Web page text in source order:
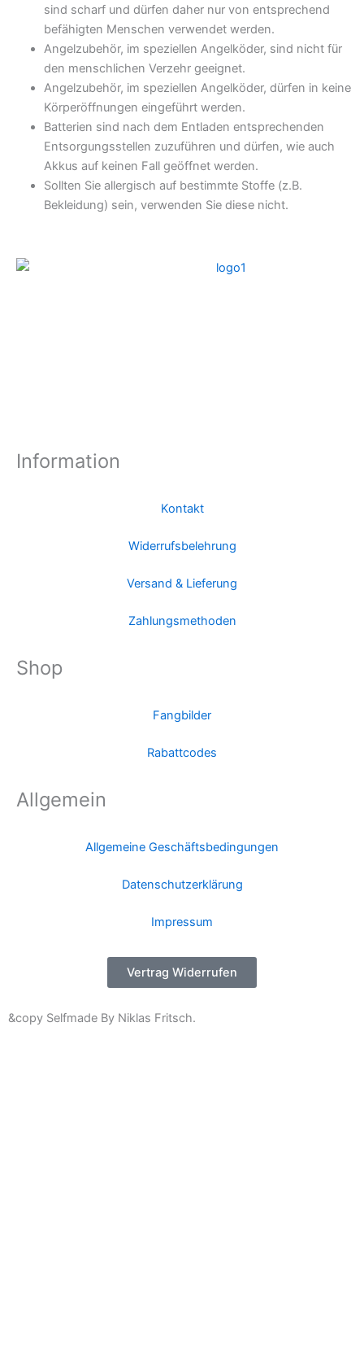
sind scharf und dürfen daher nur von entsprechend
befähigten Menschen verwendet werden.
Angelzubehör, im speziellen Angelköder, sind nicht für
den menschlichen Verzehr geeignet.
Angelzubehör, im speziellen Angelköder, dürfen in keine
Körperöffnungen eingeführt werden.
Batterien sind nach dem Entladen entsprechenden
Entsorgungsstellen zuzuführen und dürfen, wie auch
Akkus auf keinen Fall geöffnet werden.
Sollten Sie allergisch auf bestimmte Stoffe (z.B.
Bekleidung) sein, verwenden Sie diese nicht.
Information
Kontakt
Widerrufsbelehrung
Versand & Lieferung
Zahlungsmethoden
Shop
Fangbilder
Rabattcodes
Allgemein
Allgemeine Geschäftsbedingungen
Datenschutzerklärung
Impressum
Vertrag Widerrufen
&copy Selfmade By Niklas Fritsch.